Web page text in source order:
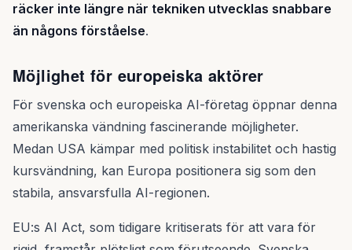
räcker inte längre när tekniken utvecklas snabbare
än någons förståelse.
Möjlighet för europeiska aktörer
För svenska och europeiska AI-företag öppnar denna
amerikanska vändning fascinerande möjligheter.
Medan USA kämpar med politisk instabilitet och hastig
kursvändning, kan Europa positionera sig som den
stabila, ansvarsfulla AI-regionen.
EU:s AI Act, som tidigare kritiserats för att vara för